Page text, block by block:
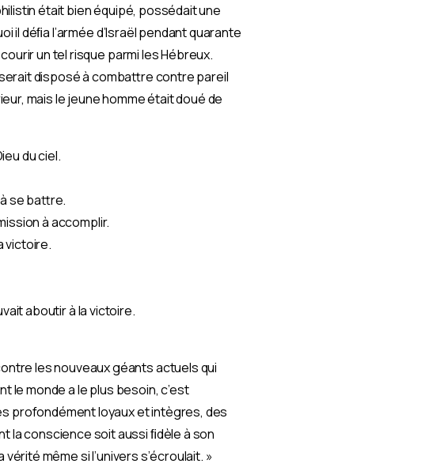
était bien équipé, possédait une
il déﬁa l’armée d’Israël pendant quarante
un tel risque parmi les Hébreux.
disposé à combattre contre pareil
mais le jeune homme était doué de
du ciel.
se battre.
à accomplir.
victoire.
aboutir à la victoire.
les nouveaux géants actuels qui
le monde a le plus besoin, c’est
profondément loyaux et intègres, des
la conscience soit aussi ﬁdèle à son
même si l’univers s’écroulait. »